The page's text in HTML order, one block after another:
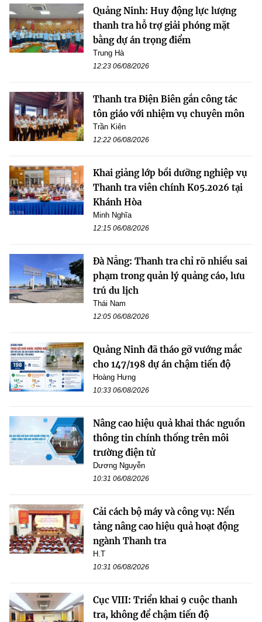
Quảng Ninh: Huy động lực lượng
thanh tra hỗ trợ giải phóng mặt
bằng dự án trọng điểm
Trung Hà
12:23 06/08/2026
Thanh tra Điện Biên gắn công tác
tôn giáo với nhiệm vụ chuyên môn
Trần Kiên
12:22 06/08/2026
Khai giảng lớp bồi dưỡng nghiệp vụ
Thanh tra viên chính K05.2026 tại
Khánh Hòa
Minh Nghĩa
12:15 06/08/2026
Đà Nẵng: Thanh tra chỉ rõ nhiều sai
phạm trong quản lý quảng cáo, lưu
trú du lịch
Thái Nam
12:05 06/08/2026
Quảng Ninh đã tháo gỡ vướng mắc
cho 147/198 dự án chậm tiến độ
Hoàng Hưng
10:33 06/08/2026
Nâng cao hiệu quả khai thác nguồn
thông tin chính thống trên môi
trường điện tử
Dương Nguyễn
10:31 06/08/2026
Cải cách bộ máy và công vụ: Nền
tảng nâng cao hiệu quả hoạt động
ngành Thanh tra
H.T
10:31 06/08/2026
Cục VIII: Triển khai 9 cuộc thanh
tra, không để chậm tiến độ